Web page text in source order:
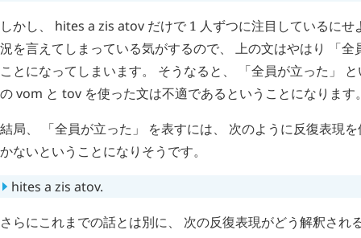
しかし、 hites a zis atov だけで 1 人ずつに注目しているに
況を言えてしまっている気がするので、 上の文はやはり 「
ことになってしまいます。 そうなると、 「全員が立った」
のvom と tov を使った文は不適であるということになります
結局、 「全員が立った」 を表すには、 次のように反復表現
かないということになりそうです。
hites a zis atov.
さらにこれまでの話とは別に、 次の反復表現がどう解釈され